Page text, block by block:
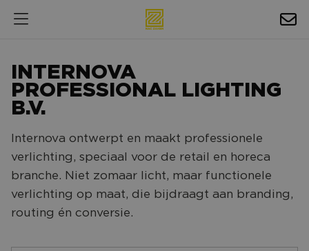
EXPOSURE
NIEUWS
AGENDA
NAC ZAKELIJK
INTERNOVA
PROFESSIONAL LIGHTING
B.V.
Internova ontwerpt en maakt professionele
verlichting, speciaal voor de retail en horeca
branche. Niet zomaar licht, maar functionele
verlichting op maat, die bijdraagt aan branding,
routing én conversie.